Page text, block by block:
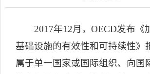
2017年12月， OECD发布《
基础设施的有效性和可持续性》
属于单一国家或国际组织、向国